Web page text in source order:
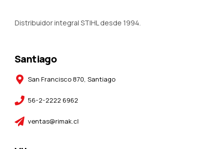
Distribuidor integral STIHL desde 1994.
Santiago
San Francisco 870, Santiago
56-2-2222 6962
ventas@rimak.cl